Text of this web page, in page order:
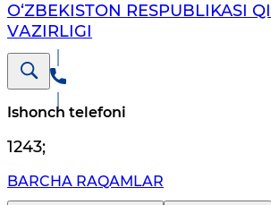
O‘ZBEKISTON RESPUBLIKASI
VАZIRLIGI
Ishonch telefoni
1243;
BARCHA RAQAMLAR